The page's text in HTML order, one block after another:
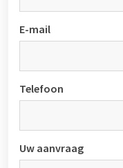
E-mail
Telefoon
Uw aanvraag